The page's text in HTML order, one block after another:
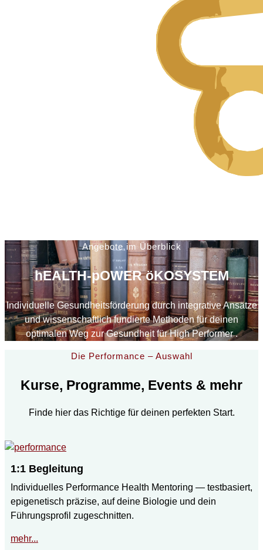
Angebote im Überblick
hEALTH-pOWER öKOSYSTEM
Individuelle Gesundheitsförderung durch integrative Ansätze
und wissenschaftlich fundierte Methoden für deinen
optimalen Weg zur Gesundheit für High Performer .
Die Performance – Auswahl
Kurse, Programme, Events & mehr
Finde hier das Richtige für deinen perfekten Start.
1:1 Begleitung
Individuelles Performance Health Mentoring — testbasiert,
epigenetisch präzise, auf deine Biologie und dein
Führungsprofil zugeschnitten.
mehr...